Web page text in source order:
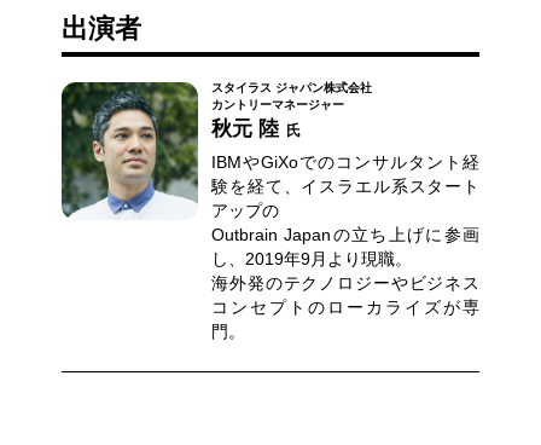
出演者
スタイラス ジャパン株式会社
カントリーマネージャー
秋元 陸 氏
IBMやGiXoでのコンサルタント経
験を経て、イスラエル系スタート
アップの
Outbrain Japanの⽴ち上げに参画
し、2019年9⽉より現職。
海外発のテクノロジーやビジネス
コンセプトのローカライズが専
⾨。